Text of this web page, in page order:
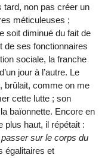
tard, non pas créer un
méticuleuses ;
soit diminué du fait de
de ses fonctionnaires
sociale, la franche
jour à l’autre. Le
brûlait, comme on me
cette lutte ; son
baïonnette. Encore en
plus haut, il répétait :
sur le corps du
égalitaires et